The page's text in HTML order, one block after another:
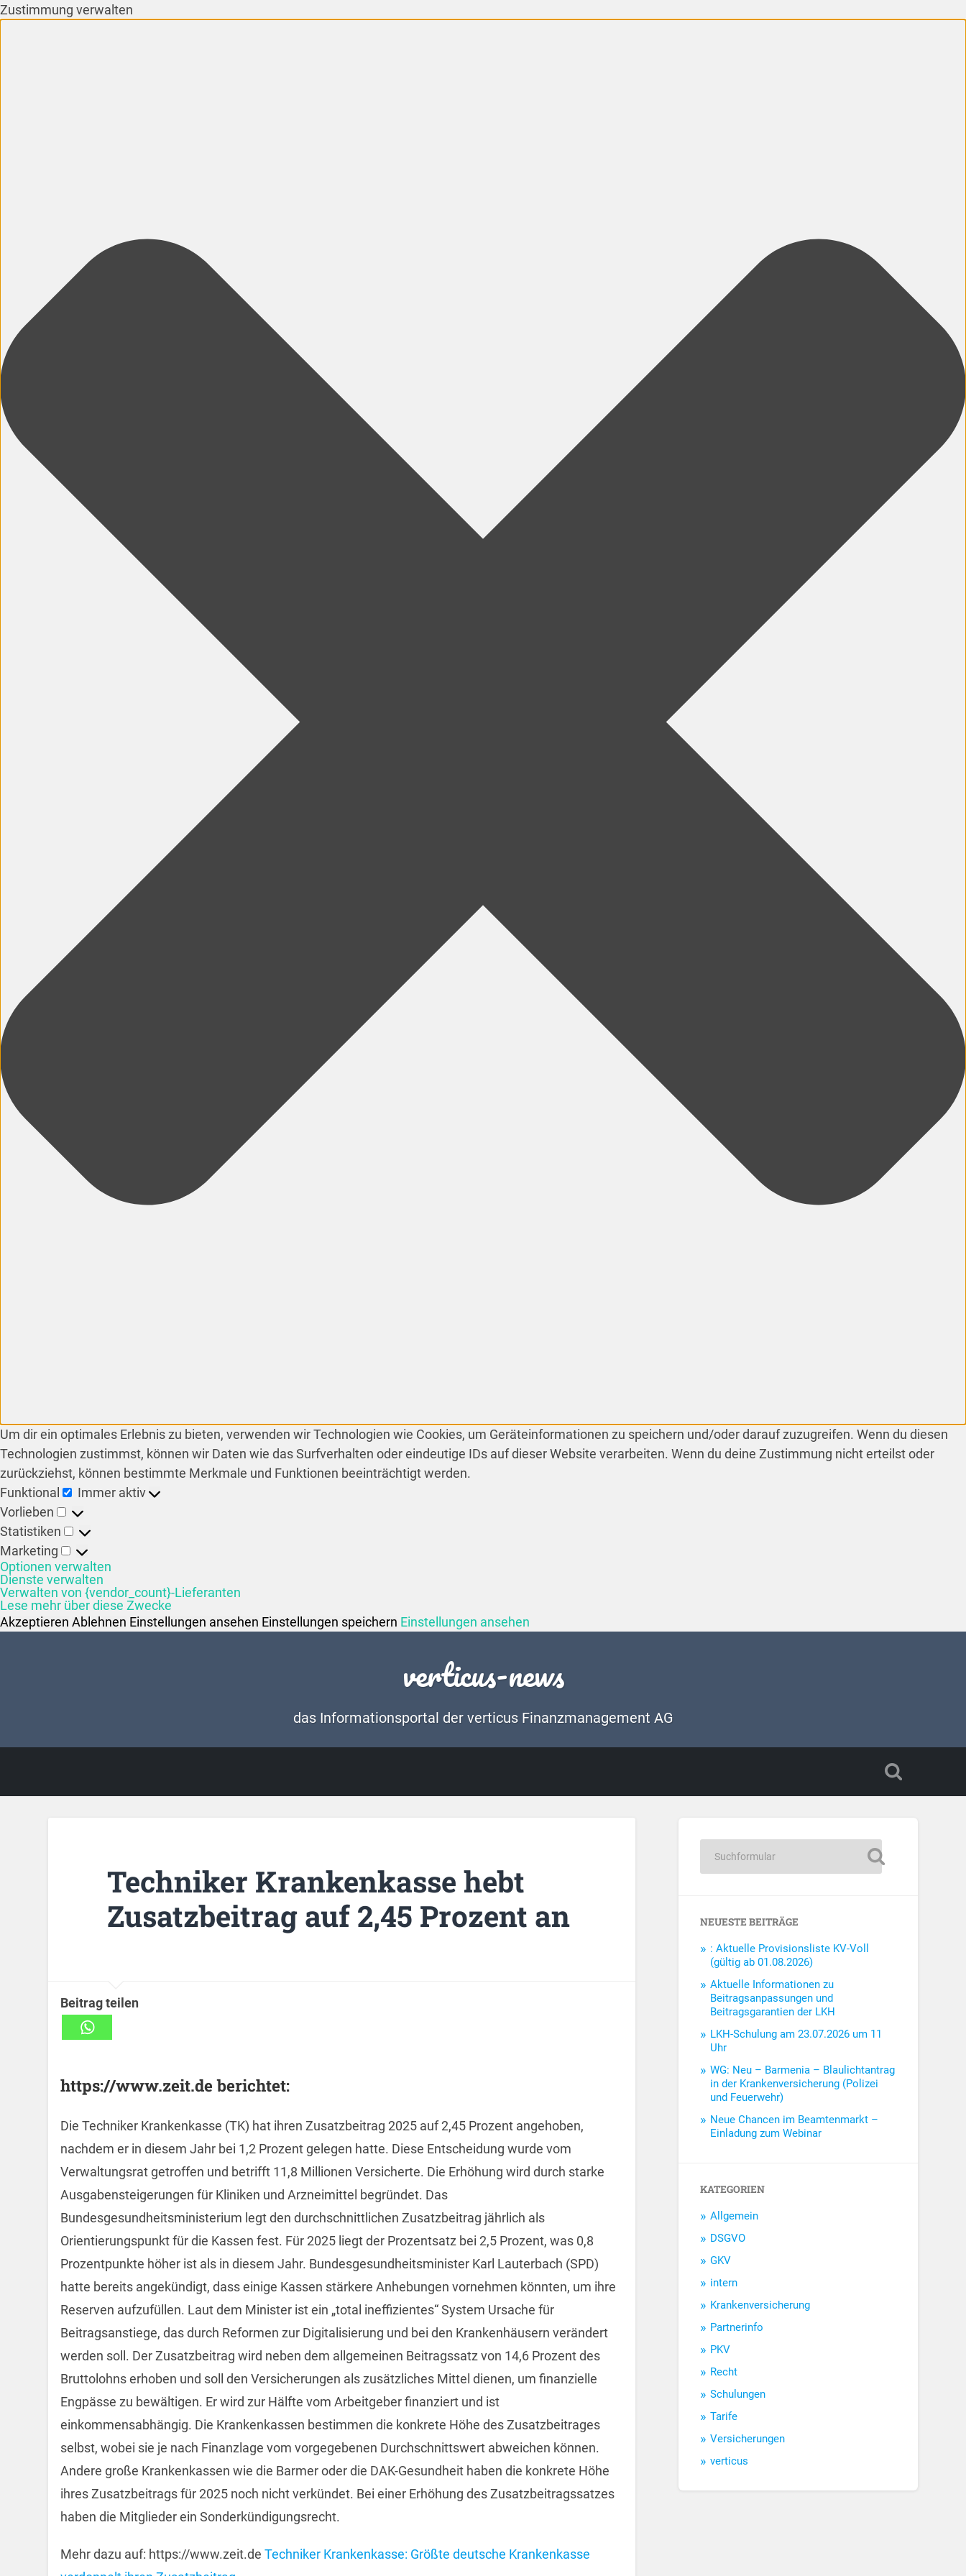
Zustimmung verwalten
Um dir ein optimales Erlebnis zu bieten, verwenden wir Technologien wie Cookies, um Geräteinformationen zu speichern und/oder darauf zuzugreifen. Wenn du diesen
Technologien zustimmst, können wir Daten wie das Surfverhalten oder eindeutige IDs auf dieser Website verarbeiten. Wenn du deine Zustimmung nicht erteilst oder
zurückziehst, können bestimmte Merkmale und Funktionen beeinträchtigt werden.
Funktional
Immer aktiv
Vorlieben
Statistiken
Marketing
Optionen verwalten
Dienste verwalten
Verwalten von {vendor_count}-Lieferanten
Lese mehr über diese Zwecke
Akzeptieren Ablehnen Einstellungen ansehen Einstellungen speichern Einstellungen ansehen
verticus-news
das Informationsportal der verticus Finanzmanagement AG
Techniker Krankenkasse hebt
Zusatzbeitrag auf 2,45 Prozent an
Beitrag teilen
https://www.zeit.de berichtet:
Die Techniker Krankenkasse (TK) hat ihren Zusatzbeitrag 2025 auf 2,45 Prozent angehoben,
nachdem er in diesem Jahr bei 1,2 Prozent gelegen hatte. Diese Entscheidung wurde vom
Verwaltungsrat getroffen und betrifft 11,8 Millionen Versicherte. Die Erhöhung wird durch starke
Ausgabensteigerungen für Kliniken und Arzneimittel begründet. Das
Bundesgesundheitsministerium legt den durchschnittlichen Zusatzbeitrag jährlich als
Orientierungspunkt für die Kassen fest. Für 2025 liegt der Prozentsatz bei 2,5 Prozent, was 0,8
Prozentpunkte höher ist als in diesem Jahr. Bundesgesundheitsminister Karl Lauterbach (SPD)
hatte bereits angekündigt, dass einige Kassen stärkere Anhebungen vornehmen könnten, um ihre
Reserven aufzufüllen. Laut dem Minister ist ein „total ineffizientes“ System Ursache für
Beitragsanstiege, das durch Reformen zur Digitalisierung und bei den Krankenhäusern verändert
werden soll. Der Zusatzbeitrag wird neben dem allgemeinen Beitragssatz von 14,6 Prozent des
Bruttolohns erhoben und soll den Versicherungen als zusätzliches Mittel dienen, um finanzielle
Engpässe zu bewältigen. Er wird zur Hälfte vom Arbeitgeber finanziert und ist
einkommensabhängig. Die Krankenkassen bestimmen die konkrete Höhe des Zusatzbeitrages
selbst, wobei sie je nach Finanzlage vom vorgegebenen Durchschnittswert abweichen können.
Andere große Krankenkassen wie die Barmer oder die DAK-Gesundheit haben die konkrete Höhe
ihres Zusatzbeitrags für 2025 noch nicht verkündet. Bei einer Erhöhung des Zusatzbeitragssatzes
haben die Mitglieder ein Sonderkündigungsrecht.
Mehr dazu auf: https://www.zeit.de Techniker Krankenkasse: Größte deutsche Krankenkasse
NEUESTE BEITRÄGE
: Aktuelle Provisionsliste KV-Voll
(gültig ab 01.08.2026)
Aktuelle Informationen zu
Beitragsanpassungen und
Beitragsgarantien der LKH
LKH-Schulung am 23.07.2026 um 11
Uhr
WG: Neu – Barmenia – Blaulichtantrag
in der Krankenversicherung (Polizei
und Feuerwehr)
Neue Chancen im Beamtenmarkt –
Einladung zum Webinar
KATEGORIEN
Allgemein
DSGVO
GKV
intern
Krankenversicherung
Partnerinfo
PKV
Recht
Schulungen
Tarife
Versicherungen
verticus